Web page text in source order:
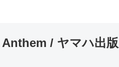
/ ヤマハ出